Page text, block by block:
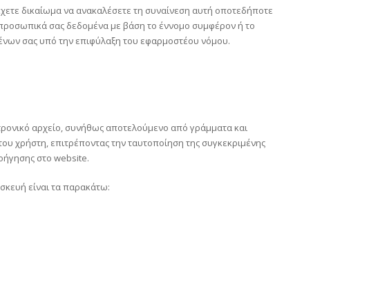
δικαίωμα να ανακαλέσετε τη συναίνεση αυτή οποτεδήποτε
σας δεδομένα με βάση το έννομο συμφέρον ή το
σας υπό την επιφύλαξη του εφαρμοστέου νόμου.
αρχείο, συνήθως αποτελούμενο από γράμματα και
χρήστη, επιτρέποντας την ταυτοποίηση της συγκεκριμένης
στο website.
είναι τα παρακάτω: